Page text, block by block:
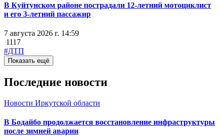
В Куйтунском районе пострадали 12-летний мотоциклист
и его 3-летний пассажир
7 августа 2026 г. 14:59
1117
#ДТП
Показать ещё
Последние новости
Новости Иркутской области
В Бодайбо продолжается восстановление инфраструктуры
после зимней аварии